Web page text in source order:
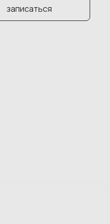
записаться